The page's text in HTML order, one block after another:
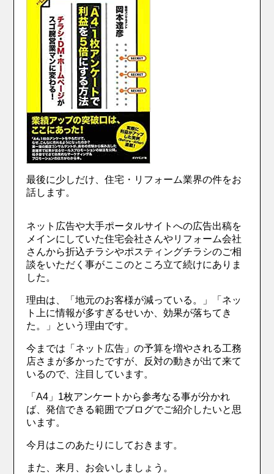
最後に少しだけ、住宅・リフォーム業界の件をお
話します。
ネット広告や大手ポータルサイトへの広告出稿を
メインにしていた住宅会社さんやリフォーム会社
さんから折込チラシやポスティングチラシのご相
談をいただく事がここのところ立て続けにありま
した。
理由は、「地元のお客様が減っている。」「ネッ
ト上に情報が多すぎるせいか、効果が落ちてき
た。」という理由です。
今までは「ネット広告」の予算を増やされる工務
店さまが多かったですが、反対の動きが出て来て
いるので、注目しています。
「A4」1枚アンケートから参考なる事が分かれ
ば、発信できる範囲でブログでご紹介したいと思
います。
今月はこのあたりにしておきます。
また、来月、お会いしましょう。